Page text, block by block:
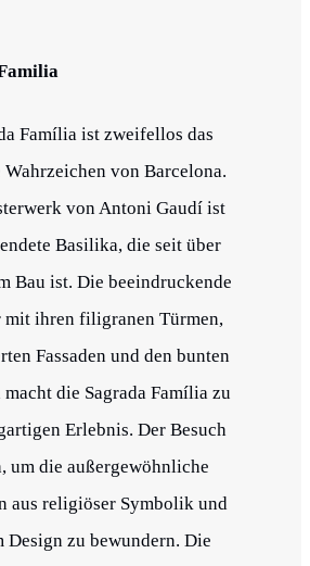
Família ist zweifellos das
Wahrzeichen von Barcelona.
von Antoni Gaudí ist
Basilika, die seit über
Bau ist. Die beeindruckende
ihren filigranen Türmen,
Fassaden und den bunten
die Sagrada Família zu
Erlebnis. Der Besuch
um die außergewöhnliche
aus religiöser Symbolik und
Design zu bewundern. Die